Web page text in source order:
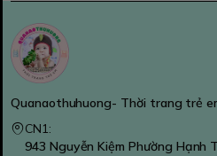
Quanaothuhuong- Thời trang trẻ
CN1:
943 Nguyễn Kiệm Phường Hạnh